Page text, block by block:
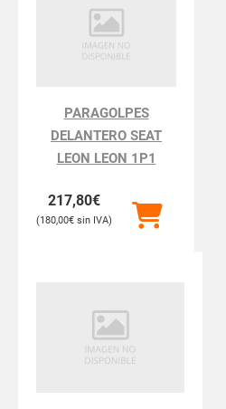
PARAGOLPES
DELANTERO SEAT
LEON LEON 1P1
217,80€
180,00€